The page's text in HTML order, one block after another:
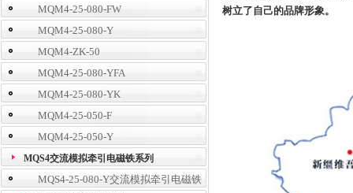
MQM4-25-080-FW
MQM4-25-080-Y
MQM4-ZK-50
MQM4-25-080-YFA
MQM4-25-080-YK
MQM4-25-050-F
MQM4-25-050-Y
MQS4交流模拟牵引电磁铁系列
MQS4-25-080-Y交流模拟牵引电磁铁
树立了自己的品牌形象。